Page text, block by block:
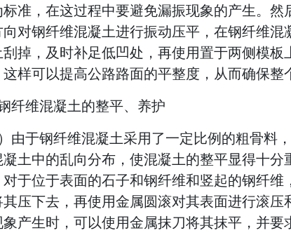
准，在这过程中要避免漏振现象的产生。
对钢纤维混凝土进行振动压平，在钢纤维
掉，及时补足低凹处，再使用置于两侧模
样可以提高公路路面的平整度，从而确保整
纤维混凝土的整平、养护
）由于钢纤维混凝土采用了一定比例的粗骨料
土中的乱向分布，使混凝土的整平显得十
对于位于表面的石子和钢纤维和竖起的钢纤
压下去，再使用金属圆滚对其表面进行滚
产生时，可以使用金属抹刀将其抹平，并